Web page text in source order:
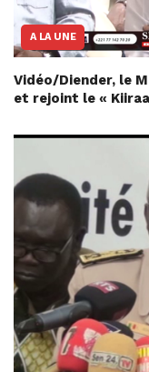
A LA UNE
Vidéo/Diender, le
et rejoint le «